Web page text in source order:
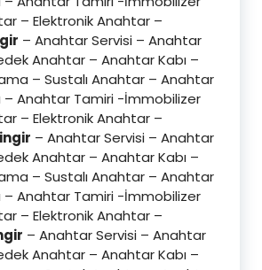
– Elektronik Anahtar –
– Anahtar Servisi – Anahtar
Anahtar – Anahtar Kabı –
– Sustalı Anahtar – Anahtar
Anahtar Tamiri -İmmobilizer
– Elektronik Anahtar –
– Anahtar Servisi – Anahtar
Anahtar – Anahtar Kabı –
– Sustalı Anahtar – Anahtar
Anahtar Tamiri -İmmobilizer
– Elektronik Anahtar –
– Anahtar Servisi – Anahtar
Anahtar – Anahtar Kabı –